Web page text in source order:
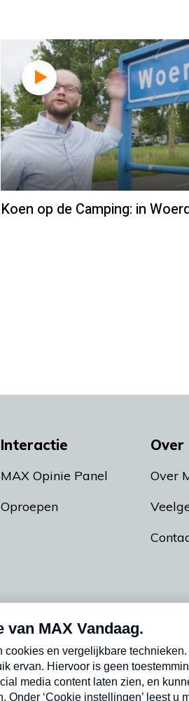
Koen op de Camping: in
Interactie
MAX Opinie Panel
Oproepen
Over
Over